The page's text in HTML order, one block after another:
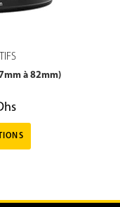
à 82mm)